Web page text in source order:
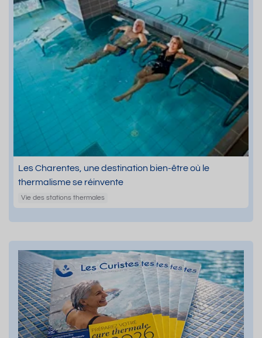
Les Charentes, une destination bien-être où le
thermalisme se réinvente
Vie des stations thermales